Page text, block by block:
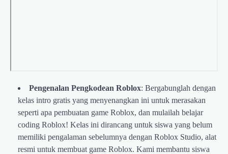
Pengenalan Pengkodean Roblox: Bergabunglah dengan
kelas intro gratis yang menyenangkan ini untuk merasakan
seperti apa pembuatan game Roblox, dan mulailah belajar
coding Roblox! Kelas ini dirancang untuk siswa yang belum
memiliki pengalaman sebelumnya dengan Roblox Studio, alat
resmi untuk membuat game Roblox. Kami membantu siswa